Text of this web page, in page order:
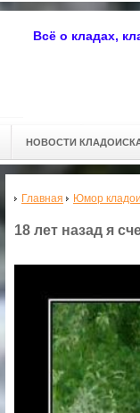
Всё о кладах,
НОВОСТИ
Главная Юмор
18 лет назад я